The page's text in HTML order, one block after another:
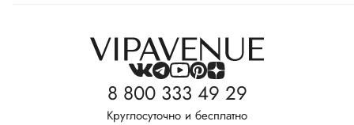
8 800 333 49 29
Круглосуточно и бесплатно